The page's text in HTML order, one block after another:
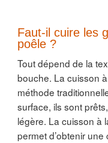
Faut-il cuire les
poêle ?
Tout dépend de la
bouche. La cuisson
méthode
surface, ils sont
légère. La cuisson à
permet d’obtenir